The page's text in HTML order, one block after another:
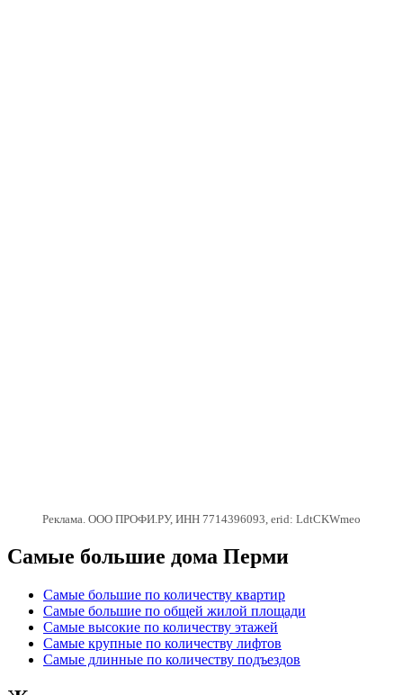
Реклама. ООО ПРОФИ.РУ, ИНН 7714396093, erid: LdtCKWmeo
Самые большие дома Перми
Самые большие по количеству квартир
Самые большие по общей жилой площади
Самые высокие по количеству этажей
Самые крупные по количеству лифтов
Самые длинные по количеству подъездов